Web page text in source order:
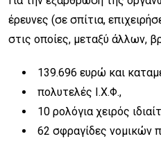
έρευνες (σε σπίτια,
στις οποίες, μεταξύ άλλων,
139.696 ευρώ και
πολυτελές Ι.Χ.Φ.,
10 ρολόγια χειρός
62 σφραγίδες νομικών